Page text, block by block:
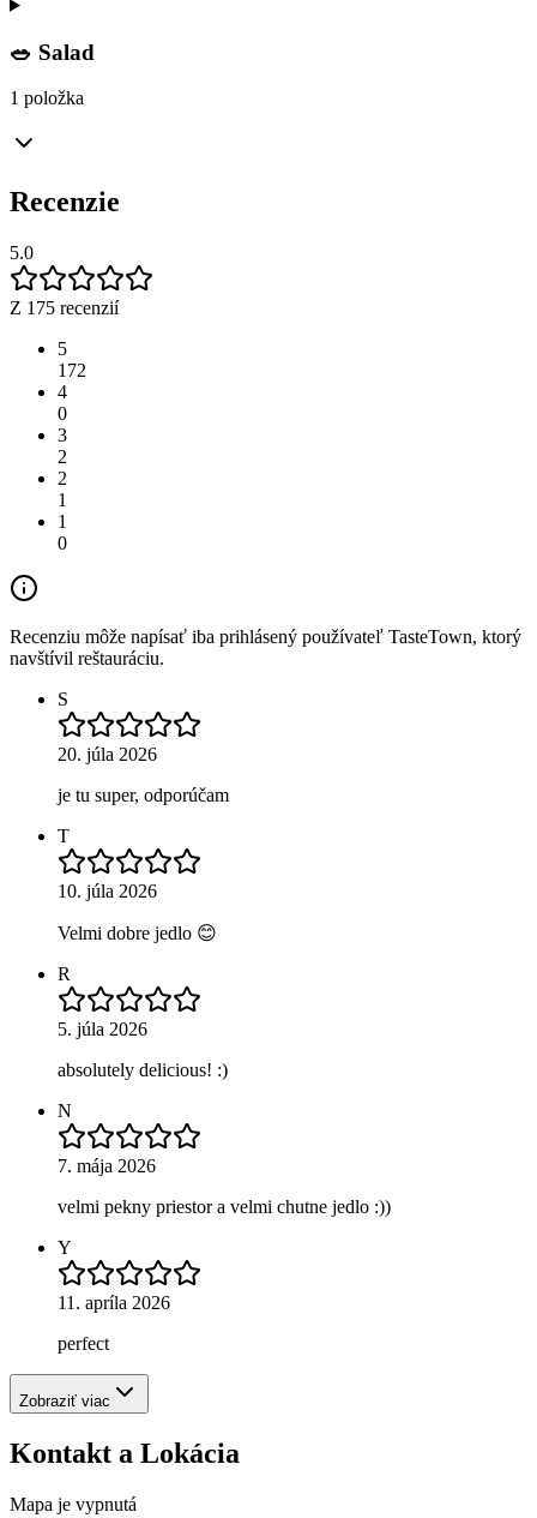
🥗 Salad
1 položka
Recenzie
5.0
Z 175 recenzií
5
172
4
0
3
2
2
1
1
0
Recenziu môže napísať iba prihlásený používateľ TasteTown, ktorý
navštívil reštauráciu.
S
20. júla 2026
je tu super, odporúčam
T
10. júla 2026
Velmi dobre jedlo 😊
R
5. júla 2026
absolutely delicious! :)
N
7. mája 2026
velmi pekny priestor a velmi chutne jedlo :))
Y
11. apríla 2026
perfect
Zobraziť viac
Kontakt a Lokácia
Mapa je vypnutá